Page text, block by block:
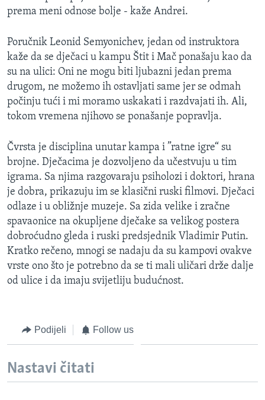
prema meni odnose bolje - kaže Andrei.
Poručnik Leonid Semyonichev, jedan od instruktora
kaže da se dječaci u kampu Štit i Mač ponašaju kao da
su na ulici: Oni ne mogu biti ljubazni jedan prema
drugom, ne možemo ih ostavljati same jer se odmah
počinju tući i mi moramo uskakati i razdvajati ih. Ali,
tokom vremena njihovo se ponašanje popravlja.
Čvrsta je disciplina unutar kampa i ”ratne igre“ su
brojne. Dječacima je dozvoljeno da učestvuju u tim
igrama. Sa njima razgovaraju psiholozi i doktori, hrana
je dobra, prikazuju im se klasični ruski filmovi. Dječaci
odlaze i u obližnje muzeje. Sa zida velike i zračne
spavaonice na okupljene dječake sa velikog postera
dobroćudno gleda i ruski predsjednik Vladimir Putin.
Kratko rečeno, mnogi se nadaju da su kampovi ovakve
vrste ono što je potrebno da se ti mali uličari drže dalje
od ulice i da imaju svijetliju budućnost.
Podijeli Follow us
Nastavi čitati